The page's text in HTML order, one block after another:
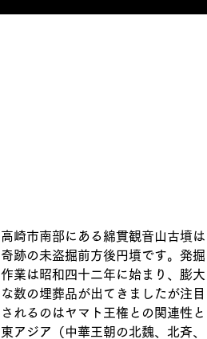
高崎市南部にある綿貫観音山古墳は
奇跡の未盗掘前方後円墳です。発掘
作業は昭和四十二年に始まり、膨大
な数の埋葬品が出てきましたが注目
されるのはヤマト王権との関連性と
東アジア（中華王朝の北魏、北斉、